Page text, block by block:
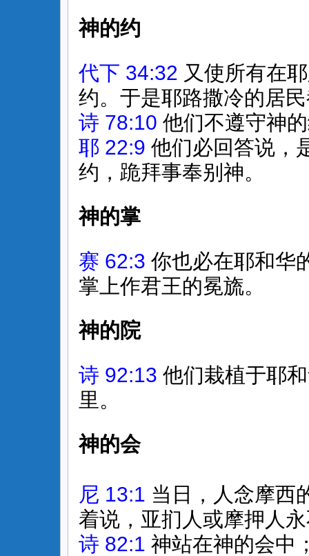
神的约
代下 34:32 又使所有在
约。于是耶路撒冷的居
诗 78:10 他们不遵守神
耶 22:9 他们必回答说，
约，跪拜事奉别神。
神的掌
赛 62:3 你也必在耶和华
掌上作君王的冕旒。
神的院
诗 92:13 他们栽植于耶
里。
神的会
尼 13:1 当日，人念摩西
着说，亚扪人或摩押人
诗 82:1 神站在神的会中